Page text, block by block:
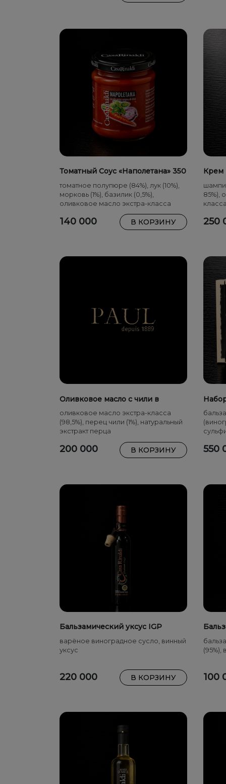
Томатный Соус «Наполетана» 350
томатное полупюре (84%), лук (10%),
морковь (1%), базилик (0,5%),
оливковое масло экстра-класса
140 000 В КОРЗИНУ
Крем
85%),
250
Оливковое масло с чили в
спрей-бутылке 250 мл
оливковое масло экстра-класса
(98,5%), перец чили (1%), натуральный
экстракт перца
200 000 В КОРЗИНУ 550
Бальзамический уксус IGP
«Mosto Sacro»
варёное виноградное сусло, винный
уксус
220 000 В КОРЗИНУ 100